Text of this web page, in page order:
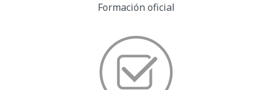
Formación oficial